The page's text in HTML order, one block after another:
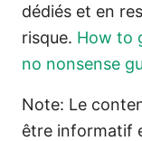
dédiés et en
risque. How to
no nonsense
Note: Le
être informatif